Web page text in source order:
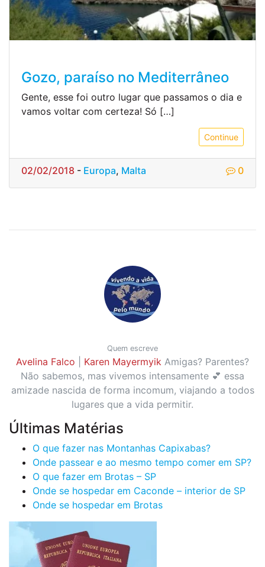
Gozo, paraíso no Mediterrâneo
Gente, esse foi outro lugar que passamos o dia e
vamos voltar com certeza! Só […]
Continue
02/02/2018 - Europa, Malta 0
Quem escreve
Avelina Falco Karen Mayermyik Amigas? Parentes?
Não sabemos, mas vivemos intensamente 💕 essa
amizade nascida de forma incomum, viajando a todos
lugares que a vida permitir.
Últimas Matérias
O que fazer nas Montanhas Capixabas?
Onde passear e ao mesmo tempo comer em SP?
O que fazer em Brotas – SP
Onde se hospedar em Caconde – interior de SP
Onde se hospedar em Brotas